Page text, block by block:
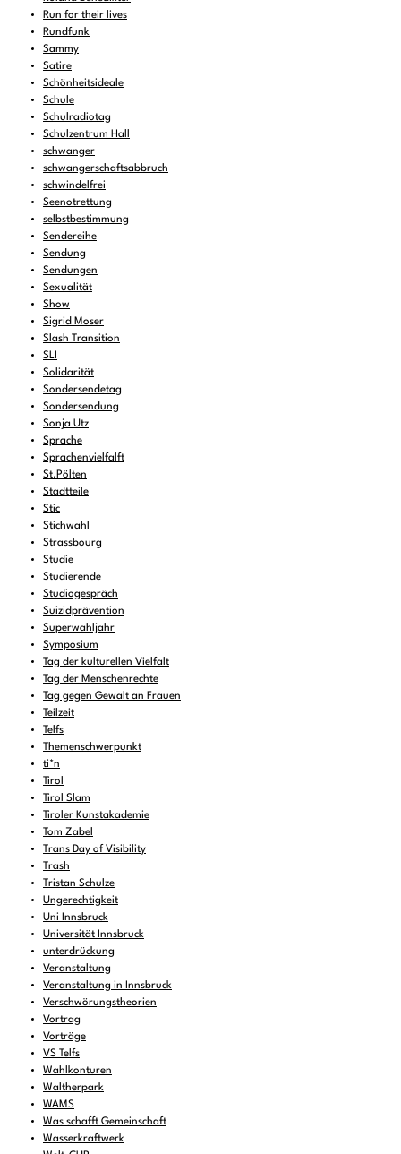
Run for their lives
Rundfunk
Sammy
Satire
Schönheitsideale
Schule
Schulradiotag
Schulzentrum Hall
schwanger
schwangerschaftsabbruch
schwindelfrei
Seenotrettung
selbstbestimmung
Sendereihe
Sendung
Sendungen
Sexualität
Show
Sigrid Moser
Slash Transition
SLI
Solidarität
Sondersendetag
Sondersendung
Sonja Utz
Sprache
Sprachenvielfalft
St.Pölten
Stadtteile
Stic
Stichwahl
Strassbourg
Studie
Studierende
Studiogespräch
Suizidprävention
Superwahljahr
Symposium
Tag der kulturellen Vielfalt
Tag der Menschenrechte
Tag gegen Gewalt an Frauen
Teilzeit
Telfs
Themenschwerpunkt
ti*n
Tirol
Tirol Slam
Tiroler Kunstakademie
Tom Zabel
Trans Day of Visibility
Trash
Tristan Schulze
Ungerechtigkeit
Uni Innsbruck
Universität Innsbruck
unterdrückung
Veranstaltung
Veranstaltung in Innsbruck
Verschwörungstheorien
Vortrag
Vorträge
VS Telfs
Wahlkonturen
Waltherpark
WAMS
Was schafft Gemeinschaft
Wasserkraftwerk